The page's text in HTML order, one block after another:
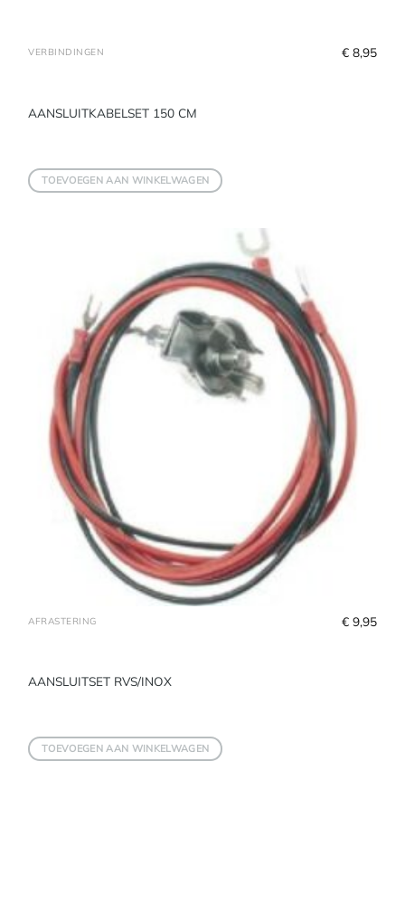
VERBINDINGEN
AANSLUITKABELSET 150 CM
€ 8,95
TOEVOEGEN AAN WINKELWAGEN
AFRASTERING
AANSLUITSET RVS/INOX
€ 9,95
TOEVOEGEN AAN WINKELWAGEN